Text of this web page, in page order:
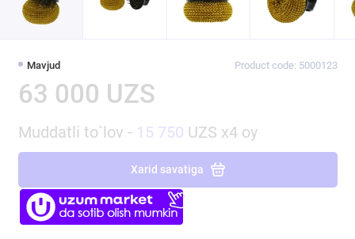
Mavjud Product code: 5000123
63 000 UZS
Muddatli to`lov - 15 750 UZS x4 oy
Xarid savatiga